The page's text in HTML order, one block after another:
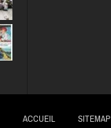
ACCUEIL SITEMAP